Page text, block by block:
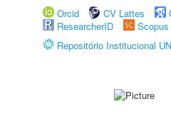
Orcid
CV Lattes
ResearcherID
Scopus
Repositório Institucional